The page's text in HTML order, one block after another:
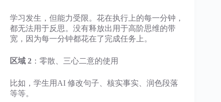
学习发生，但能力受限。花在执行上的每一分钟，
都无法用于反思。没有释放出用于高阶思维的带
宽，因为每一分钟都花在了完成任务上。
区域 2 ：零散、三心二意的使用
比如，学生用AI 修改句子、核实事实、润色段落
等等。